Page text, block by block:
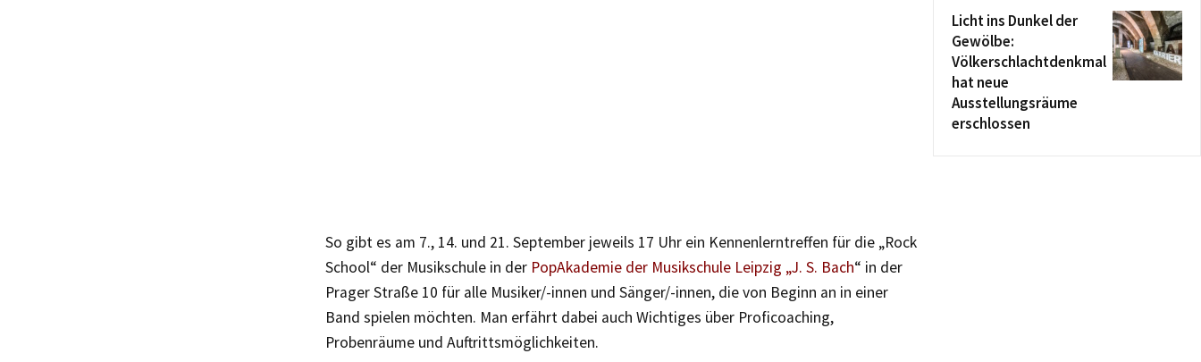
So gibt es am 7., 14. und 21. September jeweils 17 Uhr ein Kennenlerntreffen für die „Rock
School“ der Musikschule in der PopAkademie der Musikschule Leipzig „J. S. Bach“ in der
Prager Straße 10 für alle Musiker/-innen und Sänger/-innen, die von Beginn an in einer
Band spielen möchten. Man erfährt dabei auch Wichtiges über Proficoaching,
Probenräume und Auftrittsmöglichkeiten.
Licht ins Dunkel der
Gewölbe:
Völkerschlachtdenkmal
hat neue
Ausstellungsräume
erschlossen